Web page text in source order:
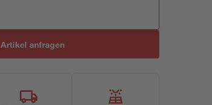
Artikel anfragen